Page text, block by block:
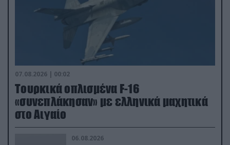
07.08.2026 | 00:02
Τουρκικά οπλισμένα F-16
«συνεπλάκησαν» με ελληνικά μαχητικά
στο Αιγαίο
06.08.2026